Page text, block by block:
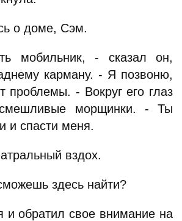
о доме, Сэм.
мобильник, - сказал он,
карману. - Я позвоню,
проблемы. - Вокруг его глаз
морщинки. - Ты
и спасти меня.
вздох.
здесь найти?
и обратил свое внимание на